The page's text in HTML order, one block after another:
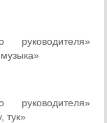
руководителя»
руководителя»
тук»